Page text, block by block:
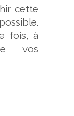
cette
fois, à
vos